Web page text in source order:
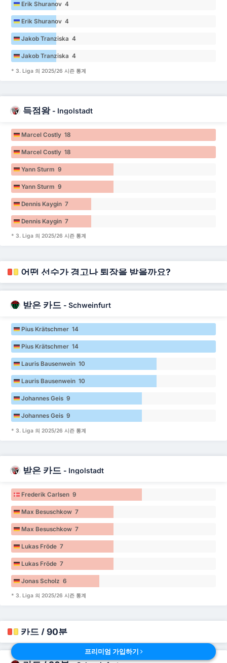
Erik Shuranov 4
Erik Shuranov 4
Jakob Tranziska 4
Jakob Tranziska 4
* 3. Liga 의 2025/26 시즌 통계
득점왕 - Ingolstadt
Marcel Costly 18
Marcel Costly 18
Yann Sturm 9
Yann Sturm 9
Dennis Kaygin 7
Dennis Kaygin 7
* 3. Liga 의 2025/26 시즌 통계
어떤 선수가 경고나 퇴장을 받을까요?
받은 카드 - Schweinfurt
Pius Krätschmer 14
Pius Krätschmer 14
Lauris Bausenwein 10
Lauris Bausenwein 10
Johannes Geis 9
Johannes Geis 9
* 3. Liga 의 2025/26 시즌 통계
받은 카드 - Ingolstadt
Frederik Carlsen 9
Max Besuschkow 7
Max Besuschkow 7
Lukas Fröde 7
Lukas Fröde 7
Jonas Scholz 6
* 3. Liga 의 2025/26 시즌 통계
카드 / 90분
프리미엄 가입하기